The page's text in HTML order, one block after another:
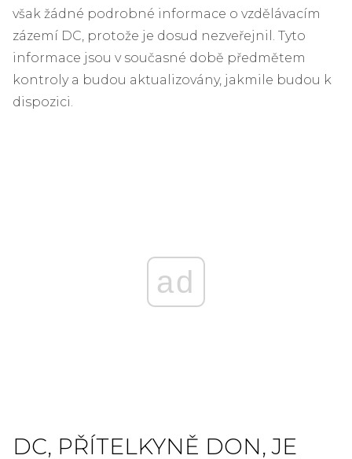
však žádné podrobné informace o vzdělávacím
zázemí DC, protože je dosud nezveřejnil. Tyto
informace jsou v současné době předmětem
kontroly a budou aktualizovány, jakmile budou k
dispozici.
ad
DC, PŘÍTELKYNĚ DON, JE